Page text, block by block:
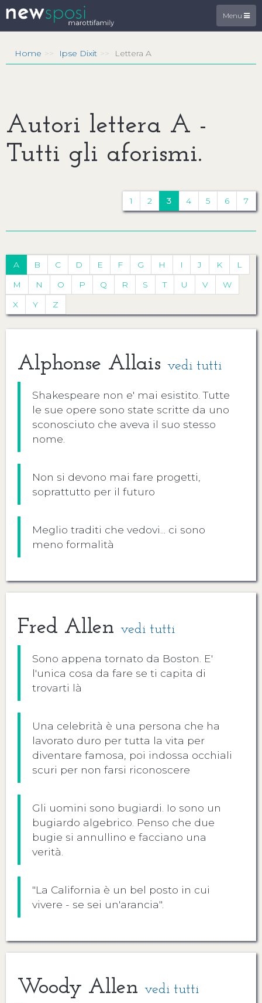
Menu
Home Ipse Dixit Lettera A
Autori lettera A -
Tutti gli aforismi.
1 2 3 4 5 6 7
A B C D E F G H I J K
L
M
N O P Q R S T U V
W
X
Y Z
Alphonse Allais vedi tutti
Shakespeare non e' mai esistito. Tutte
le sue opere sono state scritte da uno
sconosciuto che aveva il suo stesso
nome.
Non si devono mai fare progetti,
soprattutto per il futuro
Meglio traditi che vedovi... ci sono
meno formalità
Fred Allen vedi tutti
Sono appena tornato da Boston. E'
l'unica cosa da fare se ti capita di
trovarti là
Una celebrità è una persona che ha
lavorato duro per tutta la vita per
diventare famosa, poi indossa occhiali
scuri per non farsi riconoscere
Gli uomini sono bugiardi. Io sono un
bugiardo algebrico. Penso che due
bugie si annullino e facciano una
verità.
"La California è un bel posto in cui
vivere - se sei un'arancia".
Woody Allen vedi tutti